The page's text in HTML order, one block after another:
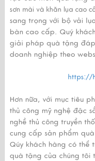
sơn mài và khăn lụa cao
sang trọng với bộ vải
bàn cao cấp. Quý
giải pháp quà tặng
doanh nghiệp theo
https://
Hơn nữa, với mục tiêu
thủ công mỹ nghệ đặc
nghề thủ công truyền
cung cấp sản phẩm
Qúy khách hàng có thể
quà tặng của chúng tôi